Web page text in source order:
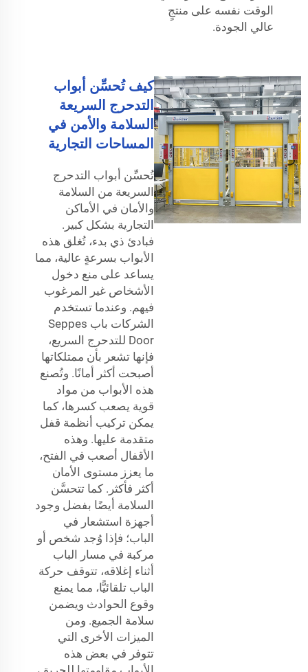
الوقت نفسه على منتجٍ
عالي الجودة.
كيف تُحسِّن أبواب
التدحرج السريعة
السلامة والأمن في
المساحات التجارية
تُحسِّن أبواب التدحرج
السريعة من السلامة
والأمان في الأماكن
التجارية بشكل كبير.
فبادئ ذي بدء، تُغلق هذه
الأبواب بسرعةٍ عالية، مما
يساعد على منع دخول
الأشخاص غير المرغوب
فيهم. وعندما تستخدم
الشركات باب Seppes
Door للتدحرج السريع،
فإنها تشعر بأن ممتلكاتها
أصبحت أكثر أمانًا. وتُصنع
هذه الأبواب من مواد
قوية يصعب كسرها، كما
يمكن تركيب أنظمة قفل
متقدمة عليها. وهذه
الأقفال أصعب في الفتح،
ما يعزز مستوى الأمان
أكثر فأكثر. كما تتحسَّن
السلامة أيضًا بفضل وجود
أجهزة استشعار في
الباب؛ فإذا وُجد شخص أو
مركبة في مسار الباب
أثناء إغلاقه، تتوقف حركة
الباب تلقائيًّا، مما يمنع
وقوع الحوادث ويضمن
سلامة الجميع. ومن
الميزات الأخرى التي
تتوفر في بعض هذه